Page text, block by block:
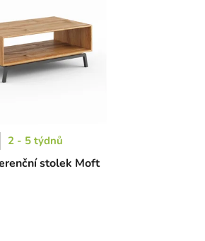
stolek Moft
2 - 5 týdnů